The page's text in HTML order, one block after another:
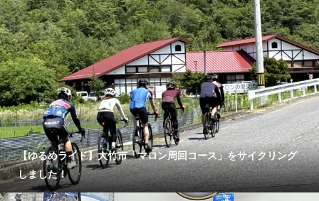
【ゆるめライド】大竹市「マロン周回コース」をサイクリング
しました！